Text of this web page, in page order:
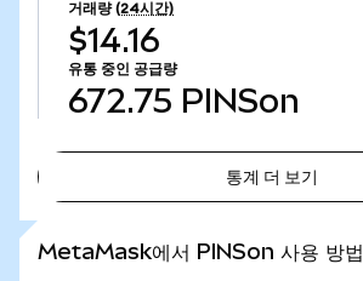
거래량 (24시간)
$14.16
유통 중인 공급량
672.75 PINSon
통계 더 보기
MetaMask에서 PINSon 사용 방법